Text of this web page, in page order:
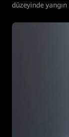
düzeyinde